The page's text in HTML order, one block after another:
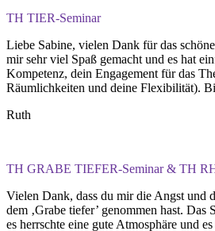
TH TIER-Seminar
Liebe Sabine, vielen Dank für das
mir sehr viel Spaß gemacht und es hat
Kompetenz, dein Engagement für das
Räumlichkeiten und deine Flexibilität).
Ruth
TH GRABE TIEFER-Seminar & TH
Vielen Dank, dass du mir die Angst und
dem ‚Grabe tiefer’ genommen hast. Das
es herrschte eine gute Atmosphäre und